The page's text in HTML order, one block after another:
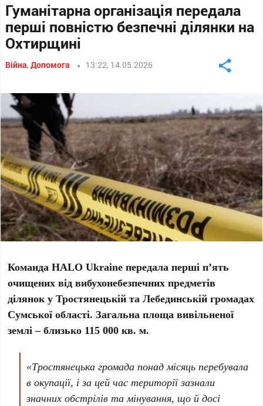
Гуманітарна організація передала
перші повністю безпечні ділянки на
Охтирщині
Війна,Допомога 13:22, 14.05.2026
Команда HALO Ukraine передала перші пʼять
очищених від вибухонебезпечних предметів
ділянок у Тростянецькій та Лебединській громадах
Сумської області. Загальна площа вивільненої
землі – близько 115 000 кв. м.
«Тростянецька громада понад місяць перебувала
в окупації, і за цей час території зазнали
значних обстрілів та мінування, що й досі